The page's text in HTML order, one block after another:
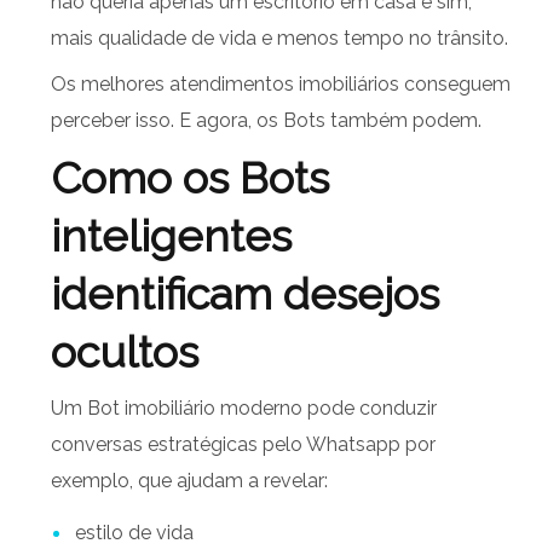
mais qualidade de vida e menos tempo no trânsito.
Os melhores atendimentos imobiliários conseguem
perceber isso. E agora, os Bots também podem.
Como os Bots
inteligentes
identificam desejos
ocultos
Um Bot imobiliário moderno pode conduzir
conversas estratégicas pelo Whatsapp por
exemplo, que ajudam a revelar:
estilo de vida